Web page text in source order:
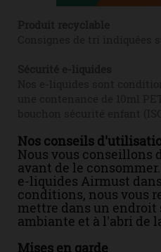
Nos conseils
Nous vous conseillons
avant de le
e-liquides Airmust
conditions, nous vous
mettre dans un endroit
ambiante et à l'abri de
Mises en garde